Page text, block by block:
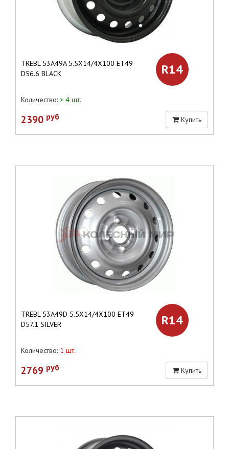
TREBL 53A49A 5.5X14/4X100 ET49
D56.6 BLACK
R14
Количество: > 4 шт.
2390 руб Купить
TREBL 53A49D 5.5X14/4X100 ET49
D57.1 SILVER
R14
Количество: 1 шт.
2769 руб Купить